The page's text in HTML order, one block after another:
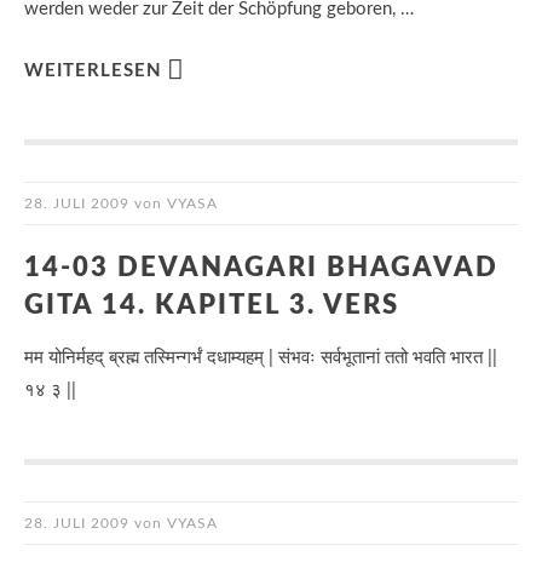
werden weder zur Zeit der Schöpfung geboren, …
WEITERLESEN
28. JULI 2009 von VYASA
14-03 DEVANAGARI BHAGAVAD
GITA 14. KAPITEL 3. VERS
मम योनिर्महद् ब्रह्म तस्मिन्गर्भं दधाम्यहम् | संभवः सर्वभूतानां ततो भवति भारत ||
१४ ३ ||
28. JULI 2009 von VYASA